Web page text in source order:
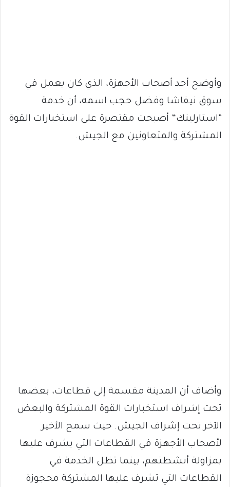
وأوضح أحد أصحاب الأجهزة، الذي كان يعمل في
سوق نيفاشا وفضل حجب اسمه، أن خدمة
“استارلينك” أصبحت مقتصرة على استخبارات القوة
المشتركة والمتعاونين مع الجيش.
وأضاف أن المدينة مقسمة إلى قطاعات، بعضها
تحت إشراف استخبارات القوة المشتركة والبعض
الآخر تحت إشراف الجيش. حيث سمح الأخير
لأصحاب الأجهزة في القطاعات التي يشرف عليها
بمزاولة أنشطتهم، بينما تظل الخدمة في
القطاعات التي تشرف عليها المشتركة محجوزة